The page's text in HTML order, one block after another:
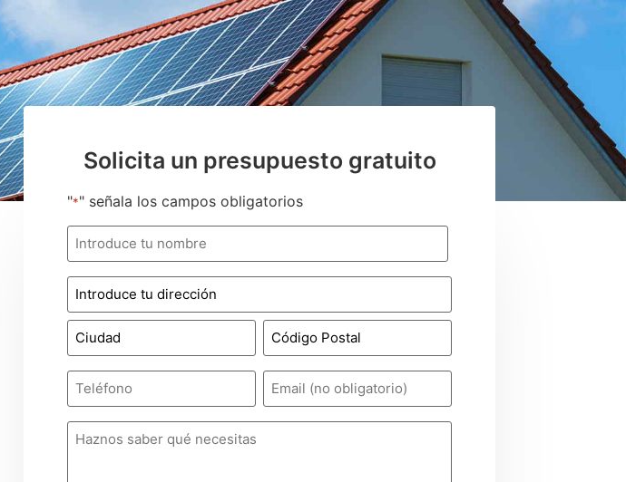
Solicita un presupuesto gratuito
"*" señala los campos obligatorios
Nombre
*
Dirección
*
Teléfono Email
Comentarios